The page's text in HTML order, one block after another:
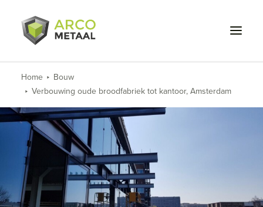
Wat we doen
Voor wie
Projecten
Over ons
Werken bij
Home
Bouw
Verbouwing oude broodfabriek tot kantoor, Amsterdam